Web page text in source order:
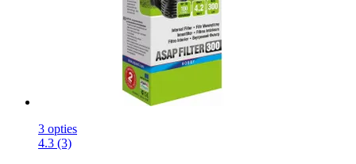
3 opties
4.3 (3)